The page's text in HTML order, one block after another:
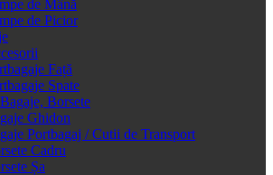
de Mână
de Picior
Față
Spate
Borsete
Ghidon
Portbagaj / Cutii de Transport
Cadru
Șa